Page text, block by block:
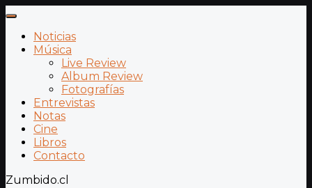
Noticias
Música
Live Review
Album Review
Fotografías
Entrevistas
Notas
Cine
Libros
Contacto
Zumbido.cl